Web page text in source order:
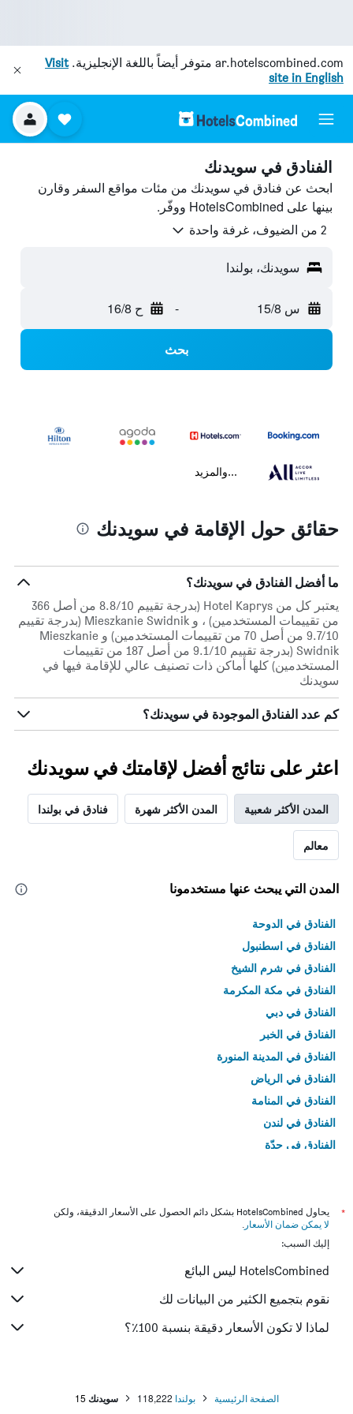
ar.hotelscombined.com متوفر أيضاً باللغة الإنجليزية.Visit
site in English
الفنادق في سويدنك
ابحث عن فنادق في سويدنك من مئات مواقع السفر وقارن
بينها على HotelsCombined ووفّر.
2 من الضيوف، غرفة واحدة
سويدنك، بولندا
س 15/8 - ح 16/8
بحث
...والمزيد
حقائق حول الإقامة في سويدنك
ما أفضل الفنادق في سويدنك؟
يعتبر كل من Hotel Kaprys (بدرجة تقييم 8.8/10 من أصل 366
من تقييمات المستخدمين) ، و Mieszkanie Swidnik (بدرجة تقييم
9.7/10 من أصل 70 من تقييمات المستخدمين) و Mieszkanie
Swidnik (بدرجة تقييم 9.1/10 من أصل 187 من تقييمات
المستخدمين) كلها أماكن ذات تصنيف عالي للإقامة فيها في
سويدنك
كم عدد الفنادق الموجودة في سويدنك؟
اعثر على نتائج أفضل لإقامتك في سويدنك
المدن الأكثر شعبية المدن الأكثر شهرة فنادق في بولندا
معالم
المدن التي يبحث عنها مستخدمونا
الفنادق في الدوحة
الفنادق في اسطنبول
الفنادق في شرم الشيخ
الفنادق في مكة المكرمة
الفنادق في دبي
الفنادق في الخبر
الفنادق في المدينة المنورة
الفنادق في الرياض
الفنادق في المنامة
الفنادق في لندن
الفنادق في جدّة
*
يحاول HotelsCombined بشكل دائم الحصول على الأسعار الدقيقة، ولكن
لا يمكن ضمان الأسعار .
إليك السبب:
HotelsCombined ليس البائع
نقوم بتجميع الكثير من البيانات لك
لماذا لا تكون الأسعار دقيقة بنسبة 100٪؟
الصفحة الرئيسية بولندا 118,222 سويدنك 15